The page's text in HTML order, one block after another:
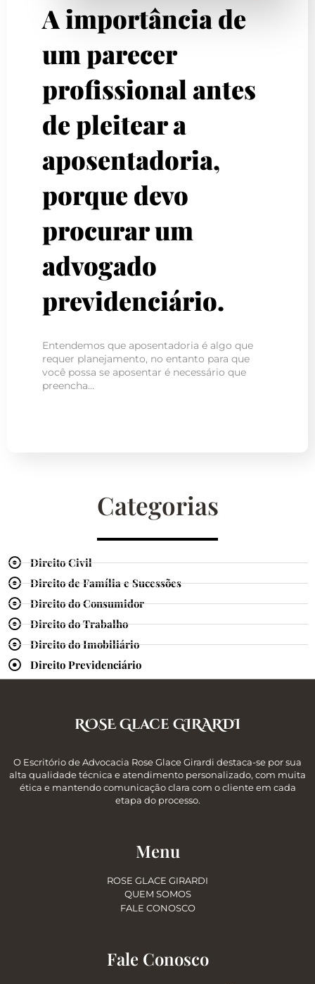
A importância de
um parecer
profissional antes
de pleitear a
aposentadoria,
porque devo
procurar um
advogado
previdenciário.
Entendemos que aposentadoria é algo que
requer planejamento, no entanto para que
você possa se aposentar é necessário que
preencha…
Categorias
Direito Civil
Direito de Família e Sucessões
Direito do Consumidor
Direito do Trabalho
Direito do Imobiliário
Direito Previdenciário
ROSE Glace GIRARDI
O Escritório de Advocacia Rose Glace Girardi destaca-se por sua
alta qualidade técnica e atendimento personalizado, com muita
ética e mantendo comunicação clara com o cliente em cada
etapa do processo.
Menu
ROSE GLACE GIRARDI
QUEM SOMOS
FALE CONOSCO
Fale Conosco